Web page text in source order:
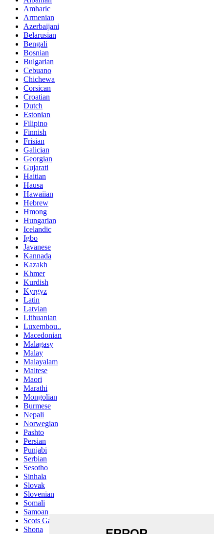
Amharic
Armenian
Azerbaijani
Belarusian
Bengali
Bosnian
Bulgarian
Cebuano
Chichewa
Corsican
Croatian
Dutch
Estonian
Filipino
Finnish
Frisian
Galician
Georgian
Gujarati
Haitian
Hausa
Hawaiian
Hebrew
Hmong
Hungarian
Icelandic
Igbo
Javanese
Kannada
Kazakh
Khmer
Kurdish
Kyrgyz
Latin
Latvian
Lithuanian
Luxembou..
Macedonian
Malagasy
Malay
Malayalam
Maltese
Maori
Marathi
Mongolian
Burmese
Nepali
Norwegian
Pashto
Persian
Punjabi
Serbian
Sesotho
Sinhala
Slovak
Slovenian
Somali
Samoan
Scots Gaelic
Shona